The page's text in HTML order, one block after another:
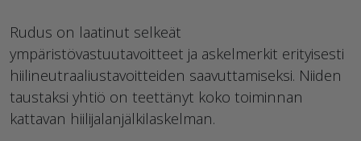
Rudus on laatinut selkeät
ympäristövastuutavoitteet ja askelmerkit erityisesti
hiilineutraaliustavoitteiden saavuttamiseksi. Niiden
taustaksi yhtiö on teettänyt koko toiminnan
kattavan hiilijalanjälkilaskelman.